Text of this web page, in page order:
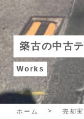
築古の中古
Works
ホーム 売却